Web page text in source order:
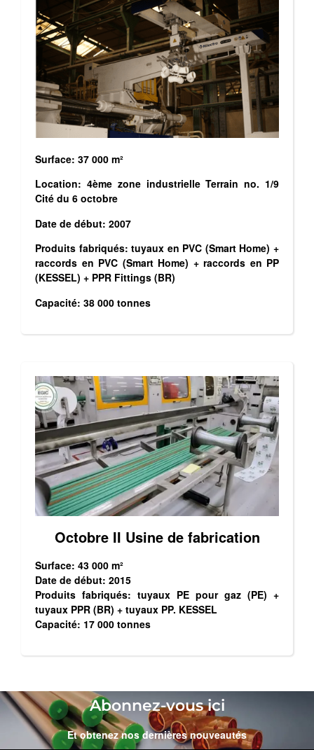
Surface: 37 000 m²
Location: 4ème zone industrielle Terrain no. 1/9
Cité du 6 octobre
Date de début: 2007
Produits fabriqués: tuyaux en PVC (Smart Home) +
raccords en PVC (Smart Home) + raccords en PP
(KESSEL) + PPR Fittings (BR)
Capacité: 38 000 tonnes
Octobre II Usine de fabrication
Surface: 43 000 m²
Date de début: 2015
Produits fabriqués: tuyaux PE pour gaz (PE) +
tuyaux PPR (BR) + tuyaux PP. KESSEL
Capacité: 17 000 tonnes
Abonnez-vous ici
Et obtenez nos dernières nouveautés